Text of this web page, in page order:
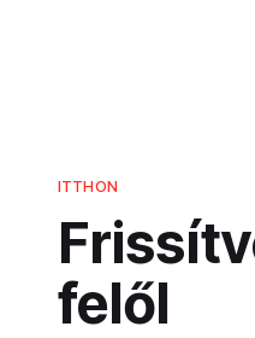
ITTHON
felől